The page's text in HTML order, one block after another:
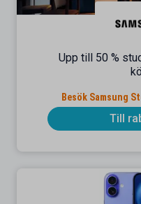
Upp till 50 %
Besök Samsung
Till